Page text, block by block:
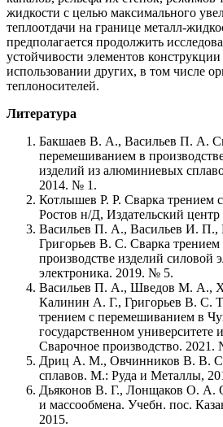
жидкости с целью максимального
теплоотдачи на границе металл-
предполагается продолжить
устойчивости элементов
использовании других, в том числе
теплоносителей.
Литература
Бакшаев В. А., Васильев П. А.
перемешиванием в
изделий из алюминиевых
2014. № 1.
Котлышев Р. Р. Сварка трением
Ростов н/Д, Издательский
Васильев П. А., Васильев И.
Григорьев В. С. Сварка
производстве изделий силовой
электроника. 2019. № 5.
Васильев П. А., Шведов М. А.,
Калинин А. Г., Григорьев В. С.
трением с перемешиванием в
государственном
Сварочное производство. 2021.
Дриц А. М., Овчинников В. В.
сплавов. М.: Руда и Металлы,
Дьяконов В. Г., Лонщаков О. А.
и массообмена. Учебн. пос.
2015.